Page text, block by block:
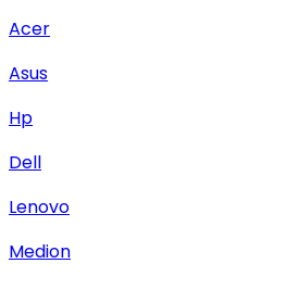
Acer
Asus
Hp
Dell
Lenovo
Medion